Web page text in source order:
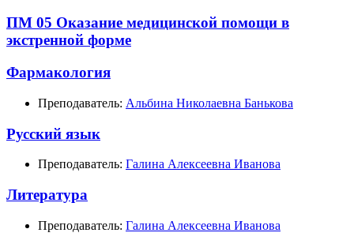
ПМ 05 Оказание медицинской помощи в
экстренной форме
Фармакология
Преподаватель: Альбина Николаевна Банькова
Русский язык
Преподаватель: Галина Алексеевна Иванова
Литература
Преподаватель: Галина Алексеевна Иванова